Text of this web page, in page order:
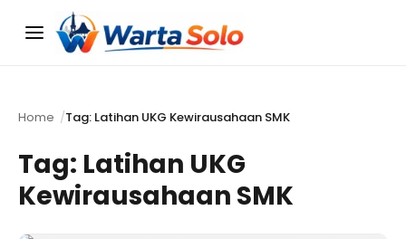
Menu
Home Tag: Latihan UKG Kewirausahaan SMK
Tag: Latihan UKG
Kewirausahaan SMK